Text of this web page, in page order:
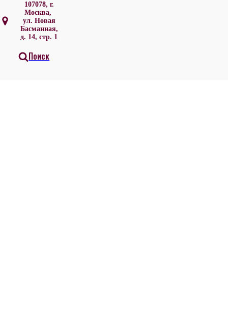
107078, г.
Москва,
ул. Новая
Басманная,
д. 14, стр. 1
Поиск